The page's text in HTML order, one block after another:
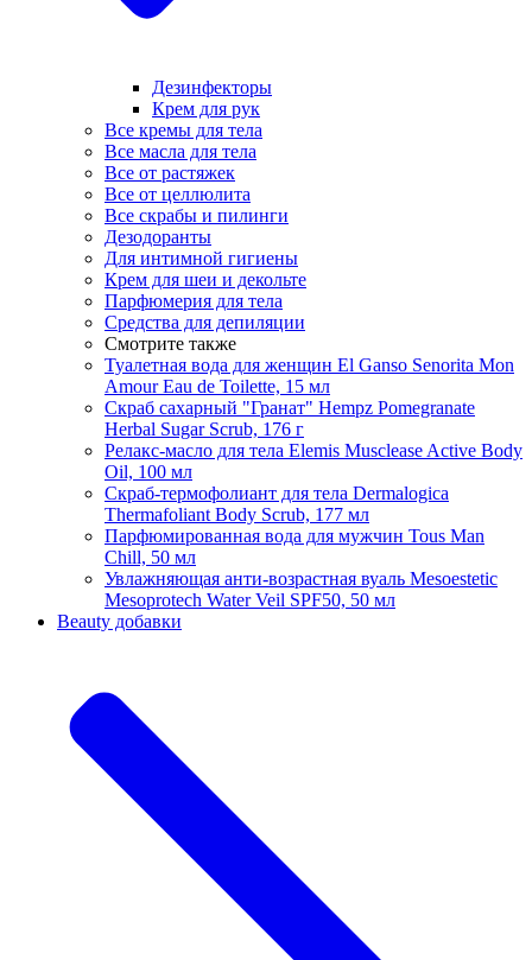
Дезинфекторы
Крем для рук
Все кремы для тела
Все масла для тела
Все от растяжек
Все от целлюлита
Все скрабы и пилинги
Дезодоранты
Для интимной гигиены
Крем для шеи и декольте
Парфюмерия для тела
Средства для депиляции
Смотрите также
Туалетная вода для женщин El Ganso Senorita Mon
Amour Eau de Toilette, 15 мл
Скраб сахарный "Гранат" Hempz Pomegranate
Herbal Sugar Scrub, 176 г
Релакс-масло для тела Elemis Musclease Active Body
Oil, 100 мл
Скраб-термофолиант для тела Dermalogica
Thermafoliant Body Scrub, 177 мл
Парфюмированная вода для мужчин Tous Man
Chill, 50 мл
Увлажняющая анти-возрастная вуаль Mesoestetic
Mesoprotech Water Veil SPF50, 50 мл
Beauty добавки